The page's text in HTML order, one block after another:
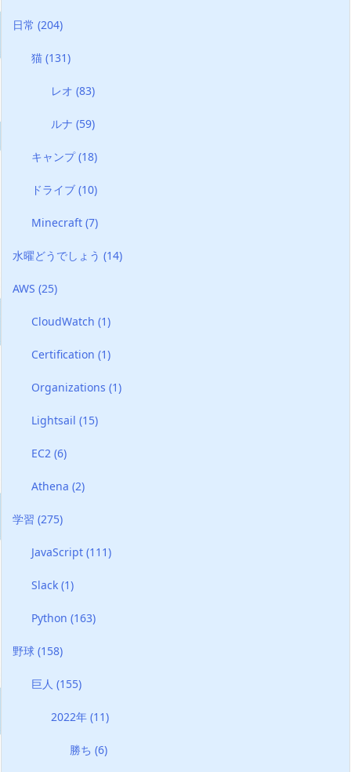
日常 (204)
猫(131)
レオ (83)
ルナ (59)
キャンプ(18)
ドライブ(10)
Minecraft(7)
水曜どうでしょう (14)
AWS (25)
CloudWatch(1)
Certification(1)
Organizations(1)
Lightsail(15)
EC2(6)
Athena(2)
学習 (275)
JavaScript(111)
Slack(1)
Python(163)
野球 (158)
巨人(155)
2022年 (11)
勝ち(6)